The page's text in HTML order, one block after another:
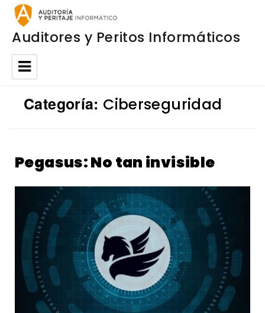
Auditores y Peritos Informáticos
Categoría: Ciberseguridad
Pegasus: No tan invisible